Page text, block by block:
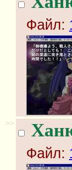
Файл:
>>
Файл: